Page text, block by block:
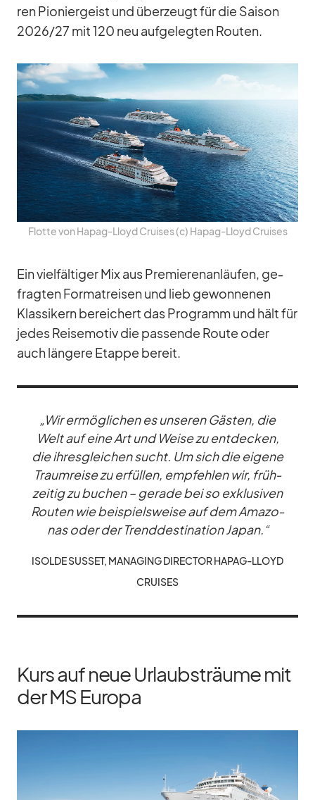
ren Pio­nier­geist und über­zeugt für die Sai­son
2026/​27 mit 120 neu auf­ge­leg­ten Rou­ten.
Flotte von Ha­pag-Lloyd Crui­ses (c) Ha­pag-Lloyd Crui­ses
Ein viel­fäl­ti­ger Mix aus Pre­mie­ren­an­läu­fen, ge­
frag­ten For­ma­trei­sen und lieb ge­won­ne­nen
Klas­si­kern be­rei­chert das Pro­gramm und hält für
je­des Rei­se­mo­tiv die pas­sende Route oder
auch län­gere Etappe be­reit.
„Wir er­mög­li­chen es un­se­ren Gäs­ten, die
Welt auf eine Art und Weise zu ent­de­cken,
die ih­res­glei­chen sucht. Um sich die ei­gene
Traum­reise zu er­fül­len, emp­feh­len wir, früh­
zei­tig zu bu­chen – ge­rade bei so ex­klu­si­ven
Rou­ten wie bei­spiels­weise auf dem Ama­zo­
nas oder der Trend­des­ti­na­tion Ja­pan.“
ISOLDE SUS­SET, MA­NA­GING DI­REC­TOR HA­PAG-LLOYD
CRUI­SES
Kurs auf neue Urlaubsträume mit
der MS Europa